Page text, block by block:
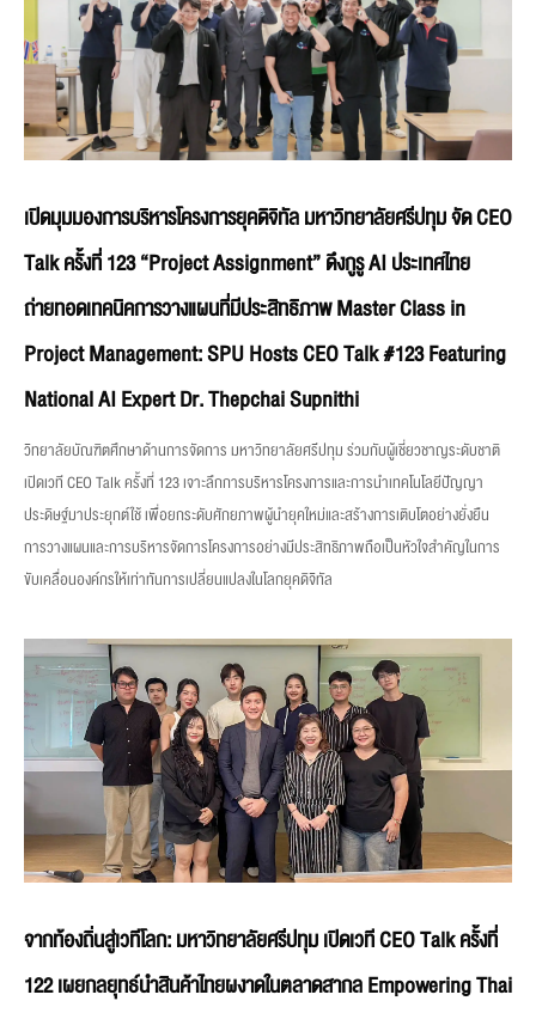
เปิดมุมมองการบริหารโครงการยุคดิจิทัล มหาวิทยาลัยศรีปทุม จัด CEO
Talk ครั้งที่ 123 “Project Assignment” ดึงกูรู AI ประเทศไทย
ถ่ายทอดเทคนิคการวางแผนที่มีประสิทธิภาพ Master Class in
Project Management: SPU Hosts CEO Talk #123 Featuring
National AI Expert Dr. Thepchai Supnithi
วิทยาลัยบัณฑิตศึกษาด้านการจัดการ มหาวิทยาลัยศรีปทุม ร่วมกับผู้เชี่ยวชาญระดับชาติ
เปิดเวที CEO Talk ครั้งที่ 123 เจาะลึกการบริหารโครงการและการนำเทคโนโลยีปัญญา
ประดิษฐ์มาประยุกต์ใช้ เพื่อยกระดับศักยภาพผู้นำยุคใหม่และสร้างการเติบโตอย่างยั่งยืน
การวางแผนและการบริหารจัดการโครงการอย่างมีประสิทธิภาพถือเป็นหัวใจสำคัญในการ
ขับเคลื่อนองค์กรให้เท่าทันการเปลี่ยนแปลงในโลกยุคดิจิทัล
จากท้องถิ่นสู่เวทีโลก: มหาวิทยาลัยศรีปทุม เปิดเวที CEO Talk ครั้งที่
122 เผยกลยุทธ์นำสินค้าไทยผงาดในตลาดสากล Empowering Thai